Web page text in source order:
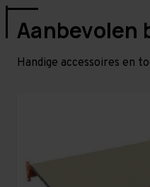
Aanbevolen
Handige accessoires en